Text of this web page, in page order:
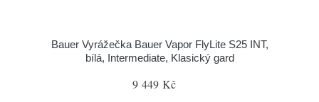
Bauer Vyrážečka Bauer Vapor FlyLite S25 INT,
bílá, Intermediate, Klasický gard
9 449 Kč